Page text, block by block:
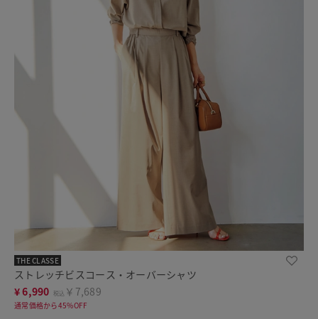
THE CLASSE
ストレッチビスコース・オーバーシャツ
¥6,990 税込 ￥7,689
通常価格から45%OFF